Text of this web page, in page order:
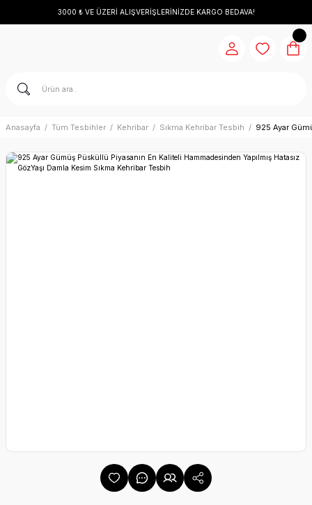
3000 ₺ VE ÜZERİ ALIŞVERİŞLERİNİZDE KARGO BEDAVA!
Anasayfa Tüm Tesbihler Kehribar Sıkma Kehribar Tesbih 925 Ayar